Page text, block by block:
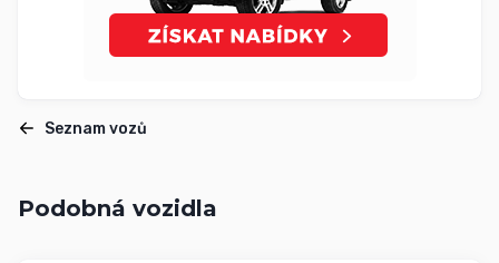
Seznam vozů
Podobná vozidla